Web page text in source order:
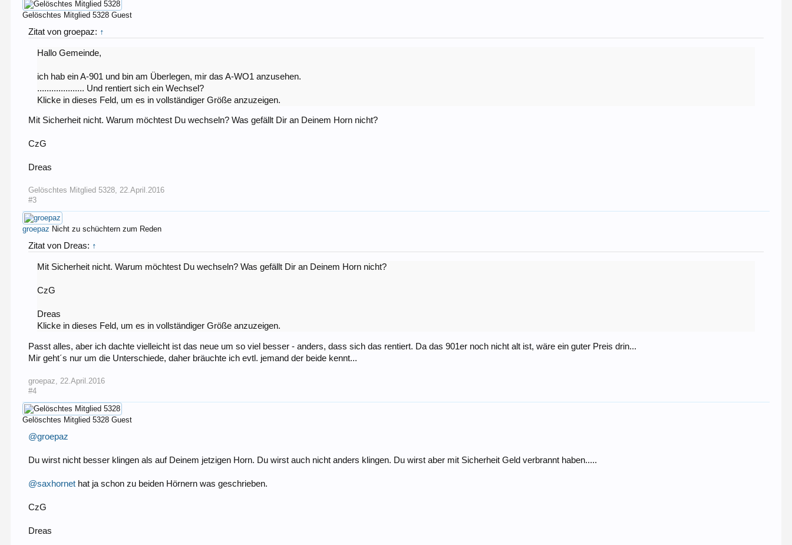
Gelöschtes Mitglied 5328 Guest
Zitat von groepaz: ↑
Hallo Gemeinde,
ich hab ein A-901 und bin am Überlegen, mir das A-WO1 anzusehen.
.................... Und rentiert sich ein Wechsel?
Klicke in dieses Feld, um es in vollständiger Größe anzuzeigen.
Mit Sicherheit nicht. Warum möchtest Du wechseln? Was gefällt Dir an Deinem Horn nicht?
CzG
Dreas
Gelöschtes Mitglied 5328, 22.April.2016
#3
groepaz Nicht zu schüchtern zum Reden
Zitat von Dreas: ↑
Mit Sicherheit nicht. Warum möchtest Du wechseln? Was gefällt Dir an Deinem Horn nicht?
CzG
Dreas
Klicke in dieses Feld, um es in vollständiger Größe anzuzeigen.
Passt alles, aber ich dachte vielleicht ist das neue um so viel besser - anders, dass sich das rentiert. Da das 901er noch nicht alt ist, wäre ein guter Preis drin...
Mir geht´s nur um die Unterschiede, daher bräuchte ich evtl. jemand der beide kennt...
groepaz
22.April.2016
#4
Gelöschtes Mitglied 5328 Guest
@groepaz
Du wirst nicht besser klingen als auf Deinem jetzigen Horn. Du wirst auch nicht anders klingen. Du wirst aber mit Sicherheit Geld verbrannt haben.....
@saxhornet hat ja schon zu beiden Hörnern was geschrieben.
CzG
Dreas